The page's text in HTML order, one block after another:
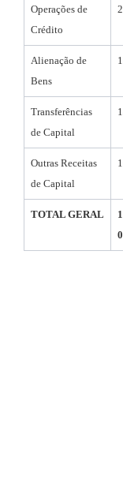
Operações de
Crédito
Alienação de
Bens
Transferências
de Capital
Outras Receitas
de Capital
TOTAL GERAL